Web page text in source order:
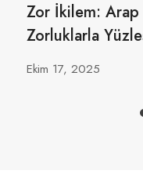
Zor İkilem: Arap
Zorluklarla
Ekim 17, 2025